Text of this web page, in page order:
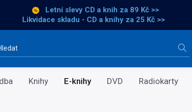
Letní slevy CD a knih za 89 Kč >>
Likvidace skladu - CD a knihy za 25 Kč >>
Knihy E-knihy DVD Radiokarty